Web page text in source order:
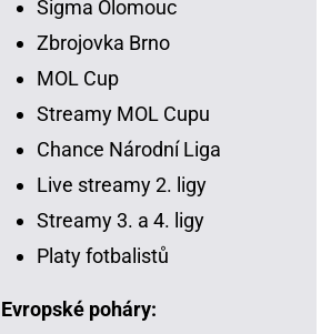
Sigma Olomouc
Zbrojovka Brno
MOL Cup
Streamy MOL Cupu
Chance Národní Liga
Live streamy 2. ligy
Streamy 3. a 4. ligy
Platy fotbalistů
Evropské poháry: